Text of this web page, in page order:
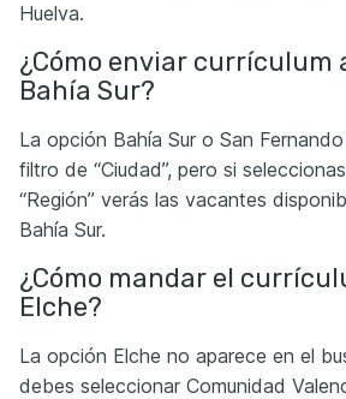
Huelva.
¿Cómo enviar currículum
Bahía Sur?
La opción Bahía Sur o San
filtro de “Ciudad”, pero si
“Región” verás las vacantes
Bahía Sur.
¿Cómo mandar el
Elche?
La opción Elche no aparece en el
debes seleccionar Comunidad